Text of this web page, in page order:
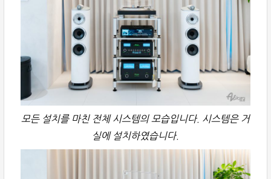
모든 설치를 마친 전체 시스템의 모습입니다. 시스템은 거
실에 설치하였습니다.